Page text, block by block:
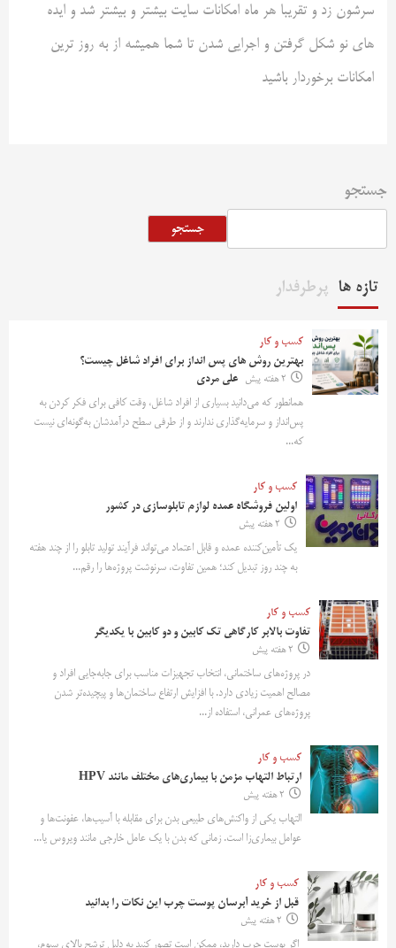
سرشون زد و تقریبا هر ماه امکانات سایت بیشتر و بیشتر شد و ایده
های نو شکل گرفتن و اجرایی شدن تا شما همیشه از به روز ترین
امکانات برخوردار باشید
جستجو
جستجو
تازه ها پرطرفدار
کسب و کار
بهترین روش‌ های پس‌ انداز برای افراد شاغل چیست؟
2 هفته پیش
علی مردی
همانطور که می‌دانید بسیاری از افراد شاغل، وقت کافی برای فکر کردن به
پس‌انداز و سرمایه‌گذاری ندارند و از طرفی سطح درآمدشان به‌گونه‌ای نیست
که...
کسب و کار
اولین فروشگاه عمده لوازم تابلوسازی در کشور
2 هفته پیش
یک تأمین‌کننده عمده و قابل اعتماد می‌تواند فرآیند تولید تابلو را از چند هفته
به چند روز تبدیل کند؛ همین تفاوت، سرنوشت پروژه‌ها را رقم...
کسب و کار
تفاوت بالابر کارگاهی تک کابین و دو کابین با یکدیگر
2 هفته پیش
در پروژه‌های ساختمانی، انتخاب تجهیزات مناسب برای جابه‌جایی افراد و
مصالح اهمیت زیادی دارد. با افزایش ارتفاع ساختمان‌ها و پیچیده‌تر شدن
پروژه‌های عمرانی، استفاده از...
کسب و کار
ارتباط التهاب مزمن با بیماری‌های مختلف مانند HPV
2 هفته پیش
التهاب یکی از واکنش‌های طبیعی بدن برای مقابله با آسیب‌ها، عفونت‌ها و
عوامل بیماری‌زا است. زمانی که بدن با یک عامل خارجی مانند ویروس یا...
کسب و کار
قبل از خرید آبرسان پوست چرب این نکات را بدانید
2 هفته پیش
اگر پوست چرب دارید، ممکن است تصور کنید به دلیل ترشح بالای سبوم،